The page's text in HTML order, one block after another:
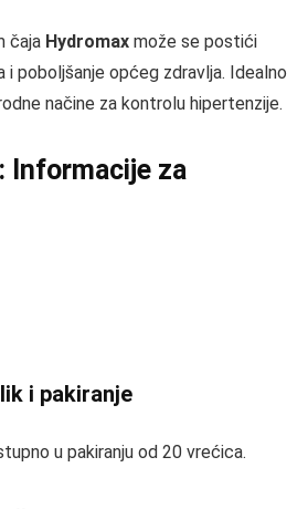
čaja Hydromax može se postići
i poboljšanje općeg zdravlja. Idealno
načine za kontrolu hipertenzije.
Informacije za
i pakiranje
u pakiranju od 20 vrećica.